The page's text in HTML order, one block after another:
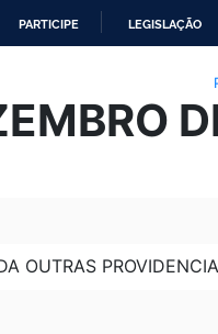
PARTICIPE LEGISLAÇÃO
OUTRAS